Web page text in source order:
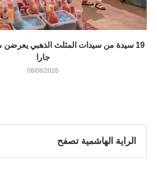
19 سيدة من سيدات المثلث الذهبي
جارا
08/08/2026
الراية الهاشمية تصفح